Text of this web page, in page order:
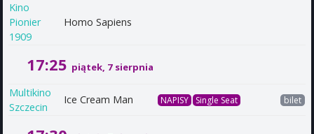
Kino
Pionier
1909
Homo Sapiens
17:25 piątek, 7 sierpnia
Multikino
Szczecin
Ice Cream Man NAPISY Single Seat bilet